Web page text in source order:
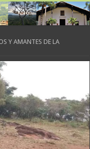
Y AMANTES DE LA